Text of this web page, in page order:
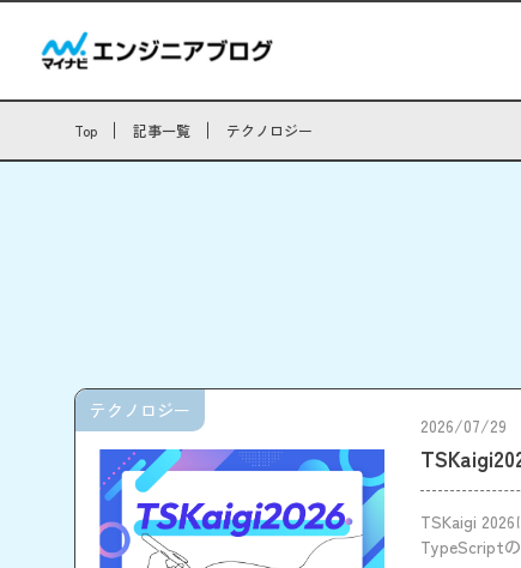
Top 記事一覧 テクノロジー
2026/07/29
TSKaigi
TypeScript
テクノロジー